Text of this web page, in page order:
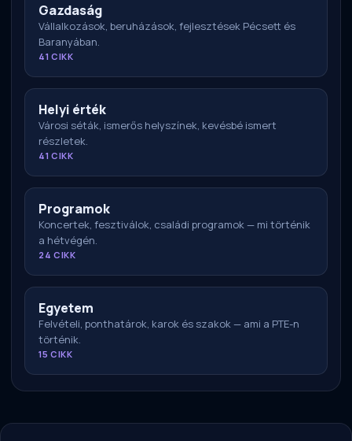
Gazdaság
Vállalkozások, beruházások, fejlesztések Pécsett és
Baranyában.
41 CIKK
Helyi érték
Városi séták, ismerős helyszínek, kevésbé ismert
részletek.
41 CIKK
Programok
Koncertek, fesztiválok, családi programok — mi történik
a hétvégén.
24 CIKK
Egyetem
Felvételi, ponthatárok, karok és szakok — ami a PTE-n
történik.
15 CIKK